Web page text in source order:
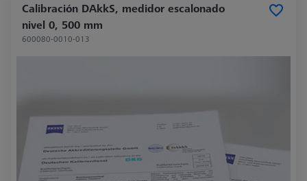
Calibración DAkkS, medidor escalonado
nivel 0, 500 mm
600080-0010-013